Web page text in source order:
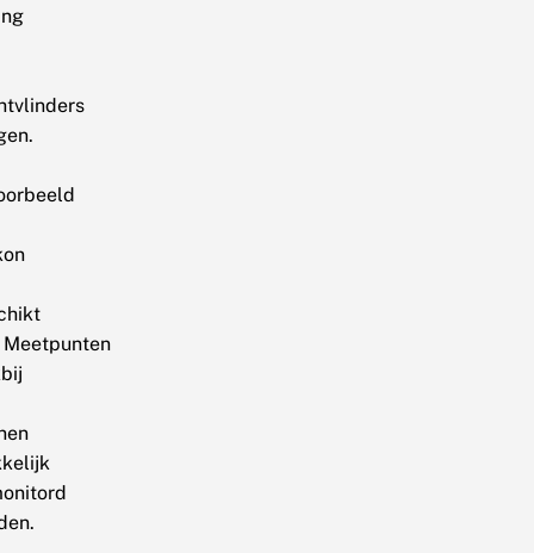
Meetpunten